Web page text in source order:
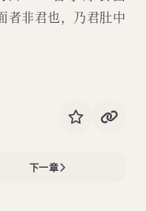
非君也，乃君肚中
下一章